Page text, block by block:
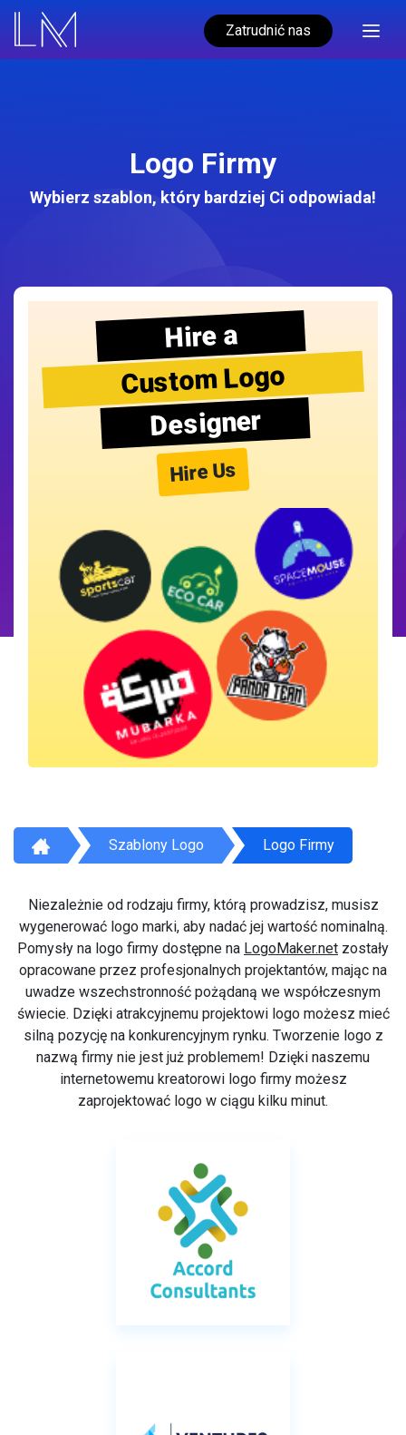
Zatrudnić nas
Logo Firmy
Wybierz szablon, który bardziej Ci odpowiada!
Hire a
Custom Logo
Designer
Hire Us
Szablony Logo Logo Firmy
Niezależnie od rodzaju firmy, którą prowadzisz, musisz
wygenerować logo marki, aby nadać jej wartość nominalną.
Pomysły na logo firmy dostępne na LogoMaker.net zostały
opracowane przez profesjonalnych projektantów, mając na
uwadze wszechstronność pożądaną we współczesnym
świecie. Dzięki atrakcyjnemu projektowi logo możesz mieć
silną pozycję na konkurencyjnym rynku. Tworzenie logo z
nazwą firmy nie jest już problemem! Dzięki naszemu
internetowemu kreatorowi logo firmy możesz
zaprojektować logo w ciągu kilku minut.